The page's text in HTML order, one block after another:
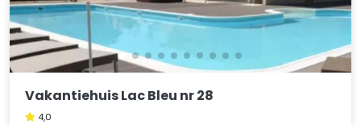
Vakantiehuis Lac Bleu nr 28
4,0